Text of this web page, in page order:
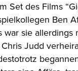
Set des Films
Ben
war sie allerdings
Judd